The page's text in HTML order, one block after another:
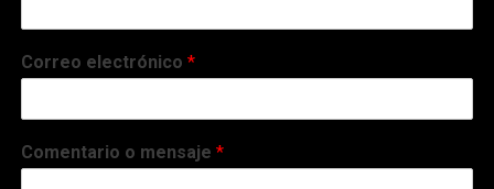
Correo electrónico*
Comentario o mensaje*